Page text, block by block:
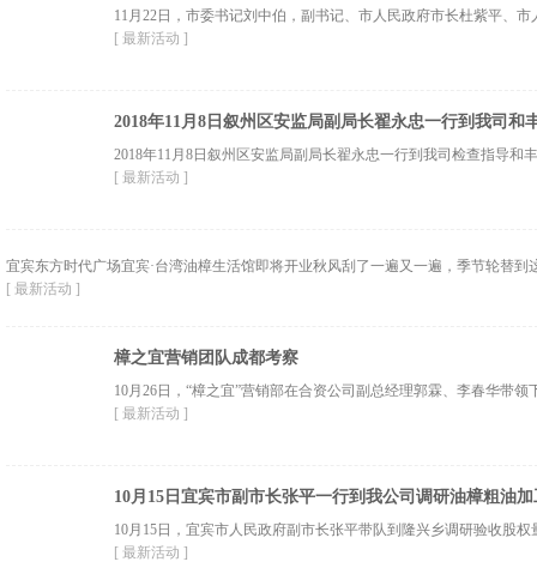
11月22日，市委书记刘中伯，副书记、市人民政府市长杜紫平、
[ 最新活动 ]
2018年11月8日叙州区安监局副局长翟永忠一行到我司和
2018年11月8日叙州区安监局副局长翟永忠一行到我司检查指导
[ 最新活动 ]
宜宾东方时代广场宜宾·台湾油樟生活馆即将开业秋风刮了一遍又一遍，季节轮替
[ 最新活动 ]
樟之宜营销团队成都考察
10月26日，“樟之宜”营销部在合资公司副总经理郭霖、李春华带
[ 最新活动 ]
10月15日宜宾市副市长张平一行到我公司调研油樟粗油
10月15日，宜宾市人民政府副市长张平带队到隆兴乡调研验收股
[ 最新活动 ]